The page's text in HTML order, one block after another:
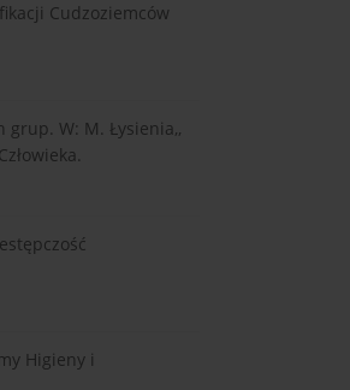
Cudzoziemców
grup. W: M. Łysienia,,
Higieny i